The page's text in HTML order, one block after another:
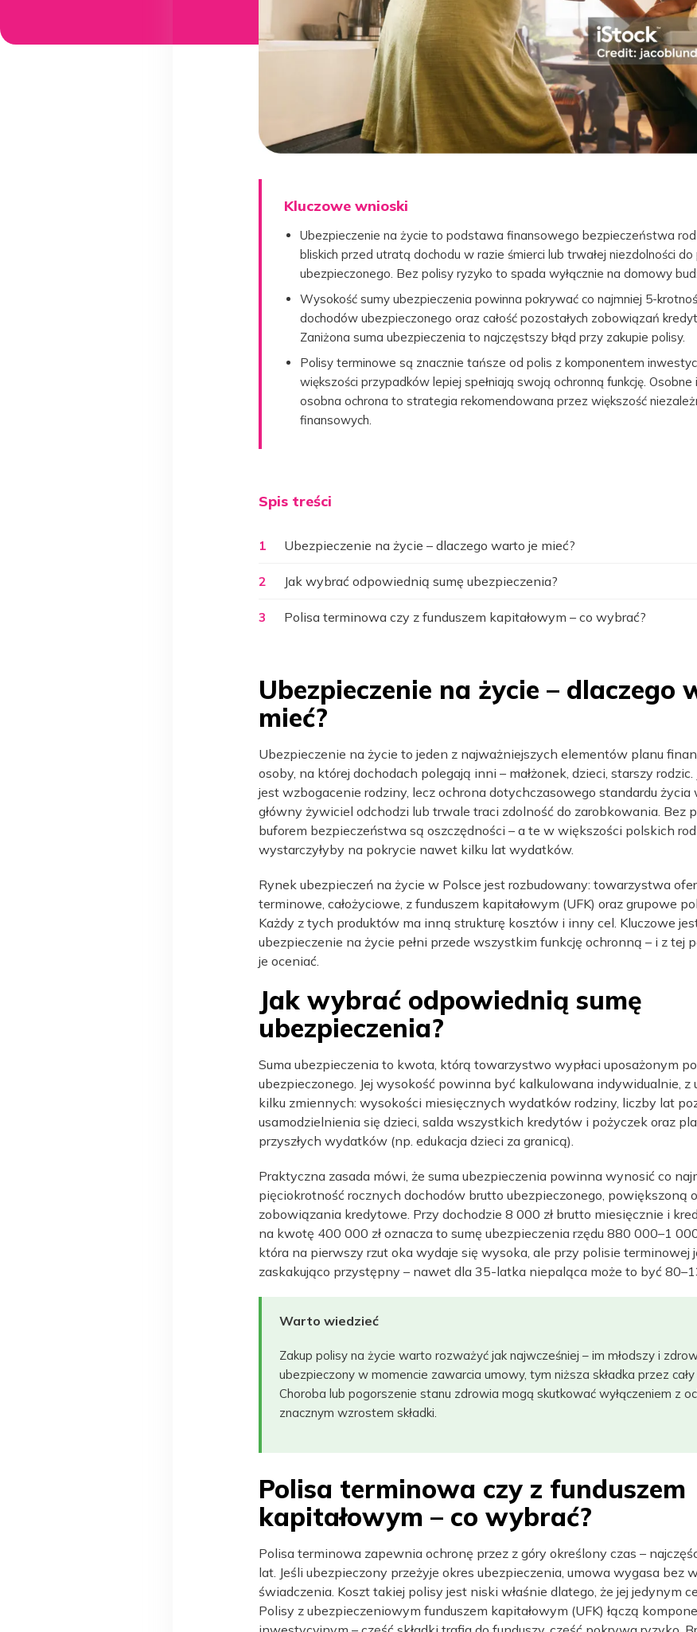
Kluczowe wnioski
Ubezpieczenie na życie to podstawa finansowego bezpieczeństwa
bliskich przed utratą dochodu w razie śmierci lub trwałej niezdolności do
ubezpieczonego. Bez polisy ryzyko to spada wyłącznie na domowy
Wysokość sumy ubezpieczenia powinna pokrywać co najmniej 5-
dochodów ubezpieczonego oraz całość pozostałych zobowiązań
Zaniżona suma ubezpieczenia to najczęstszy błąd przy zakupie polisy.
Polisy terminowe są znacznie tańsze od polis z komponentem
większości przypadków lepiej spełniają swoją ochronną funkcję.
osobna ochrona to strategia rekomendowana przez większość
finansowych.
Spis treści
1 Ubezpieczenie na życie – dlaczego warto je mieć?
2 Jak wybrać odpowiednią sumę ubezpieczenia?
3 Polisa terminowa czy z funduszem kapitałowym – co wybrać?
Ubezpieczenie na życie – dlaczego
mieć?
Ubezpieczenie na życie to jeden z najważniejszych elementów planu
osoby, na której dochodach polegają inni – małżonek, dzieci, starszy
jest wzbogacenie rodziny, lecz ochrona dotychczasowego standardu życia
główny żywiciel odchodzi lub trwale traci zdolność do zarobkowania. Bez
buforem bezpieczeństwa są oszczędności – a te w większości polskich
wystarczyłyby na pokrycie nawet kilku lat wydatków.
Rynek ubezpieczeń na życie w Polsce jest rozbudowany: towarzystwa
terminowe, całożyciowe, z funduszem kapitałowym (UFK) oraz grupowe
Każdy z tych produktów ma inną strukturę kosztów i inny cel. Kluczowe
ubezpieczenie na życie pełni przede wszystkim funkcję ochronną – i z tej
je oceniać.
Jak wybrać odpowiednią sumę
ubezpieczenia?
Suma ubezpieczenia to kwota, którą towarzystwo wypłaci uposażonym
ubezpieczonego. Jej wysokość powinna być kalkulowana indywidualnie, z
kilku zmiennych: wysokości miesięcznych wydatków rodziny, liczby lat
usamodzielnienia się dzieci, salda wszystkich kredytów i pożyczek oraz
przyszłych wydatków (np. edukacja dzieci za granicą).
Praktyczna zasada mówi, że suma ubezpieczenia powinna wynosić co
pięciokrotność rocznych dochodów brutto ubezpieczonego, powiększoną
zobowiązania kredytowe. Przy dochodzie 8 000 zł brutto miesięcznie i
na kwotę 400 000 zł oznacza to sumę ubezpieczenia rzędu 880 000–1
która na pierwszy rzut oka wydaje się wysoka, ale przy polisie terminowej
zaskakująco przystępny – nawet dla 35-latka niepaląca może to być
Warto wiedzieć
Zakup polisy na życie warto rozważyć jak najwcześniej – im młodszy i
ubezpieczony w momencie zawarcia umowy, tym niższa składka przez
Choroba lub pogorszenie stanu zdrowia mogą skutkować wyłączeniem z
znacznym wzrostem składki.
Polisa terminowa czy z funduszem
kapitałowym – co wybrać?
Polisa terminowa zapewnia ochronę przez z góry określony czas –
lat. Jeśli ubezpieczony przeżyje okres ubezpieczenia, umowa wygasa bez
świadczenia. Koszt takiej polisy jest niski właśnie dlatego, że jej jedynym
Polisy z ubezpieczeniowym funduszem kapitałowym (UFK) łączą